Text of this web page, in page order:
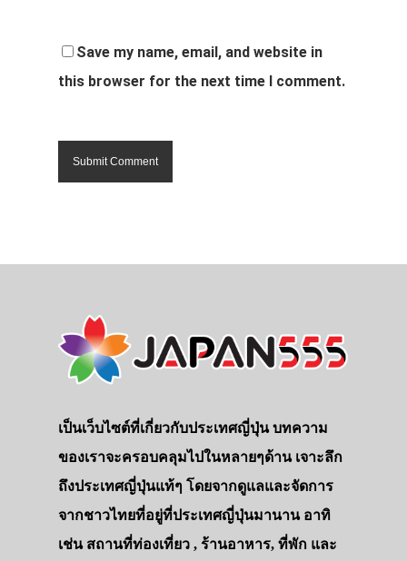
Save my name, email, and website in
this browser for the next time I comment.
เป็นเว็บไซต์ที่เกี่ยวกับประเทศญี่ปุ่น บทความ
ของเราจะครอบคลุมไปในหลายๆด้าน เจาะลึก
ถึงประเทศญี่ปุ่นแท้ๆ โดยจากดูแลและจัดการ
จากชาวไทยที่อยู่ที่ประเทศญี่ปุ่นมานาน อาทิ
เช่น สถานที่ท่องเที่ยว , ร้านอาหาร, ที่พัก และ